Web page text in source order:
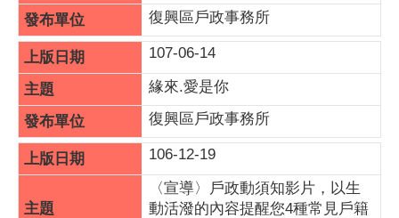
復興區戶政事務所
107-06-14
緣來.愛是你
復興區戶政事務所
106-12-19
〈宣導〉戶政動須知影片，以生
動活潑的內容提醒您4種常見戶籍